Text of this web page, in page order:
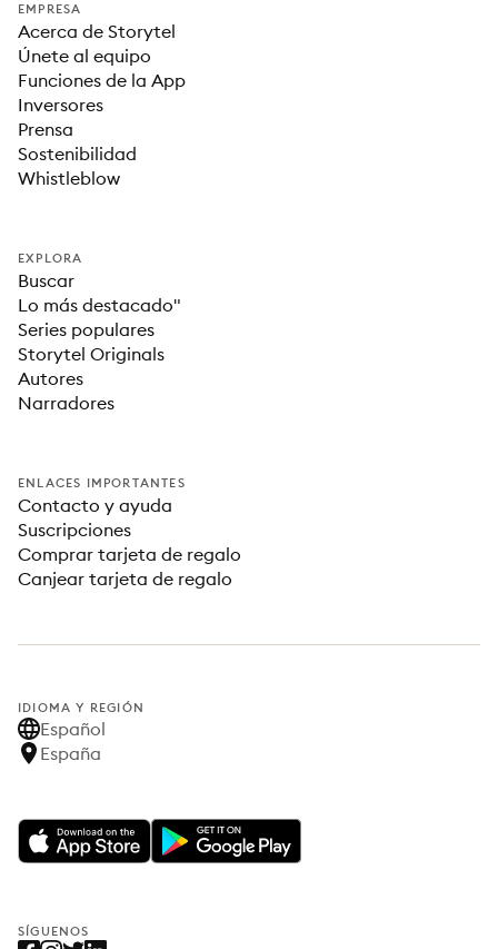
EMPRESA
Acerca de Storytel
Únete al equipo
Funciones de la App
Inversores
Prensa
Sostenibilidad
Whistleblow
EXPLORA
Buscar
Lo más destacado"
Series populares
Storytel Originals
Autores
Narradores
ENLACES IMPORTANTES
Contacto y ayuda
Suscripciones
Comprar tarjeta de regalo
Canjear tarjeta de regalo
IDIOMA Y REGIÓN
Español
España
SÍGUENOS